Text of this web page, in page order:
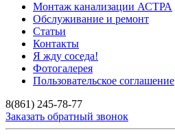
Монтаж канализации АСТРА
Обслуживание и ремонт
Статьи
Контакты
Я жду соседа!
Фотогалерея
Пользовательское соглашение
8(861) 245-78-77
Заказать обратный звонок